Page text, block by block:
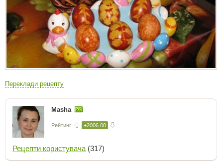
Переклади рецепту
Masha
Рейтинг +2006.00
Рецепти користувача (317)